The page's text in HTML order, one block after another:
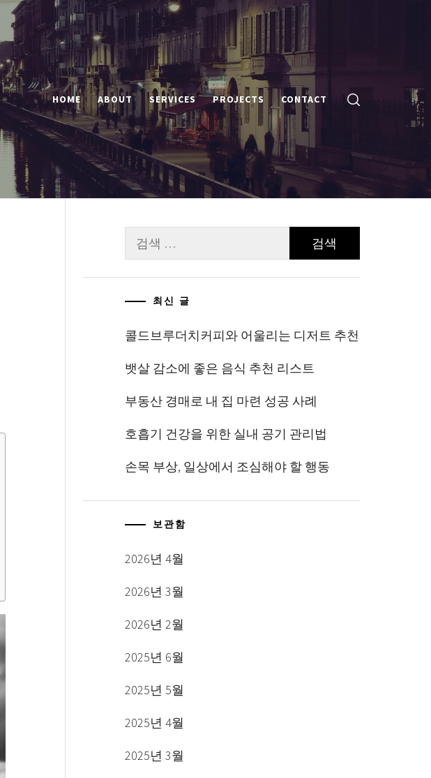
HOME ABOUT SERVICES PROJECTS CONTACT
색:
최신 글
콜드브루더치커피와 어울리는 디저트 추천
뱃살 감소에 좋은 음식 추천 리스트
부동산 경매로 내 집 마련 성공 사례
호흡기 건강을 위한 실내 공기 관리법
손목 부상, 일상에서 조심해야 할 행동
보관함
2026년 4월
2026년 3월
2026년 2월
2025년 6월
2025년 5월
2025년 4월
2025년 3월